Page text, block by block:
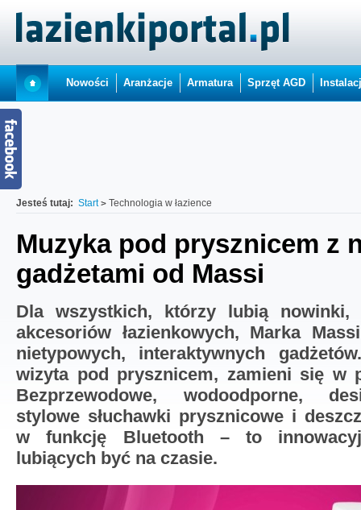
Nowości Aranżacje Armatura Sprzęt AGD
Jesteś tutaj: Start Technologia w łazience
Muzyka pod prysznicem z
gadżetami od Massi
Dla wszystkich, którzy lubią nowinki,
akcesoriów łazienkowych, Marka
nietypowych, interaktywnych
wizyta pod prysznicem, zamieni się w
Bezprzewodowe, wodoodporne,
stylowe słuchawki prysznicowe i
w funkcję Bluetooth – to
lubiących być na czasie.